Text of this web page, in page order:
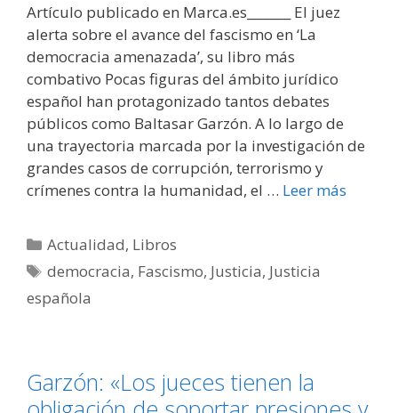
Artículo publicado en Marca.es_______ El juez
alerta sobre el avance del fascismo en ‘La
democracia amenazada’, su libro más
combativo Pocas figuras del ámbito jurídico
español han protagonizado tantos debates
públicos como Baltasar Garzón. A lo largo de
una trayectoria marcada por la investigación de
grandes casos de corrupción, terrorismo y
crímenes contra la humanidad, el … Leer más
Categorías
Actualidad, Libros
Etiquetas
democracia, Fascismo, Justicia, Justicia
española
Garzón: «Los jueces tienen la